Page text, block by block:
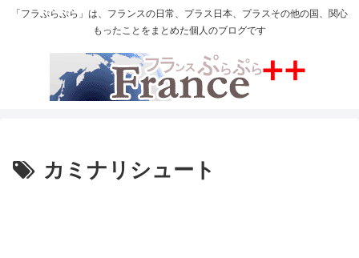
「フラぷらぷら」は、フランスの日常、プラス日本、プラスその他の国、関心
もったことをまとめた個人のブログです
カミナリシュート